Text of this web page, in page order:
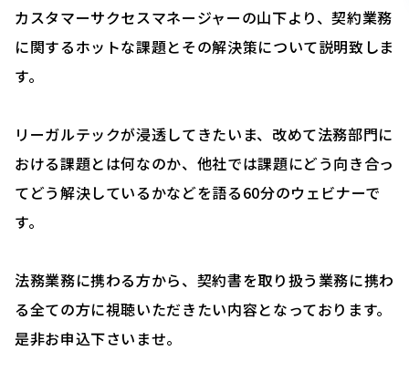
カスタマーサクセスマネージャーの山下より、契約業務
に関するホットな課題とその解決策について説明致しま
す。
リーガルテックが浸透してきたいま、改めて法務部門に
おける課題とは何なのか、他社では課題にどう向き合っ
てどう解決しているかなどを語る60分のウェビナーで
す。
法務業務に携わる方から、契約書を取り扱う業務に携わ
る全ての方に視聴いただきたい内容となっております。
是非お申込下さいませ。